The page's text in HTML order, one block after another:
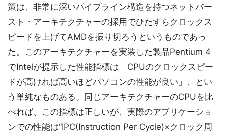
策は、非常に深いパイプライン構造を持つネットバー
スト・アーキテクチャーの採用でひたすらクロックス
ピードを上げてAMDを振り切ろうというものであっ
た。このアーキテクチャーを実装した製品Pentium 4
でIntelが提示した性能指標は「CPUのクロックスピー
ドが高ければ高いほどパソコンの性能が良い」、とい
う単純なものある。同じアーキテクチャーのCPUを比
べれば、この指標は正しいが、実際のアプリケーショ
ンでの性能は“IPC(Instruction Per Cycle)×クロック周